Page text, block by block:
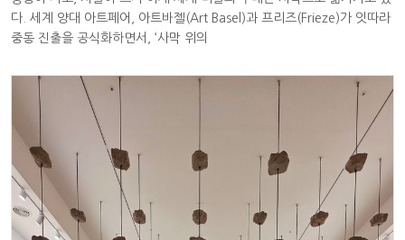
다. 세계 양대 아트페어, 아트바젤(Art Basel)과 프리즈(Frieze)가 잇따라
중동 진출을 공식화하면서, ‘사막 위의